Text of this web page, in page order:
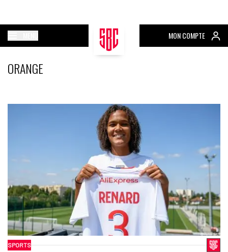
MON COMPTE
ORANGE
SPORTS